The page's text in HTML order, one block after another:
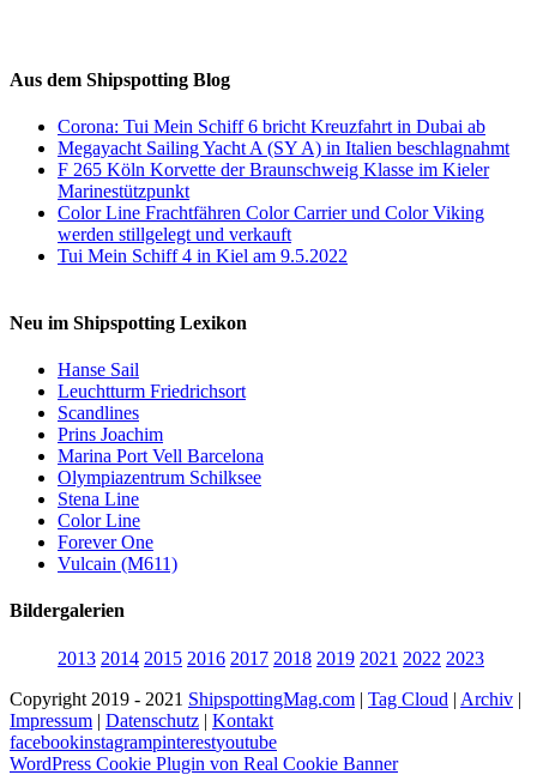
Aus dem Shipspotting Blog
Corona: Tui Mein Schiff 6 bricht Kreuzfahrt in Dubai ab
Megayacht Sailing Yacht A (SY A) in Italien beschlagnahmt
F 265 Köln Korvette der Braunschweig Klasse im Kieler
Marinestützpunkt
Color Line Frachtfähren Color Carrier und Color Viking
werden stillgelegt und verkauft
Tui Mein Schiff 4 in Kiel am 9.5.2022
Neu im Shipspotting Lexikon
Hanse Sail
Leuchtturm Friedrichsort
Scandlines
Prins Joachim
Marina Port Vell Barcelona
Olympiazentrum Schilksee
Stena Line
Color Line
Forever One
Vulcain (M611)
Bildergalerien
2013 2014 2015 2016 2017 2018 2019 2021 2022 2023
Copyright 2019 - 2021 ShipspottingMag.com | Tag Cloud | Archiv |
Impressum | Datenschutz | Kontakt
facebookinstagrampinterestyoutube
WordPress Cookie Plugin von Real Cookie Banner